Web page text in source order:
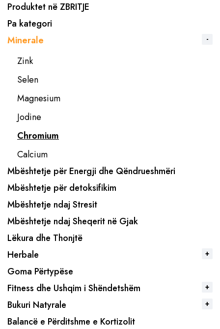
Produktet në ZBRITJE
Pa kategori
Minerale
Zink
Selen
Magnesium
Jodine
Chromium
Calcium
Mbështetje për Energji dhe Qëndrueshmëri
Mbështetje për detoksifikim
Mbështetje ndaj Stresit
Mbështetje ndaj Sheqerit në Gjak
Lëkura dhe Thonjtë
Herbale
Goma Përtypëse
Fitness dhe Ushqim i Shëndetshëm
Bukuri Natyrale
Balancë e Përditshme e Kortizolit